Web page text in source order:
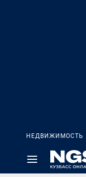
НЕДВИЖИМОСТЬ